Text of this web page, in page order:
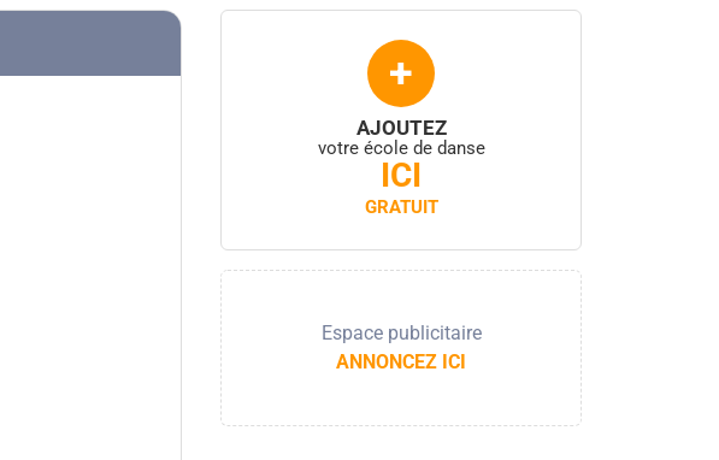
+
AJOUTEZ
votre école de danse
ICI
GRATUIT
Espace publicitaire
ANNONCEZ ICI